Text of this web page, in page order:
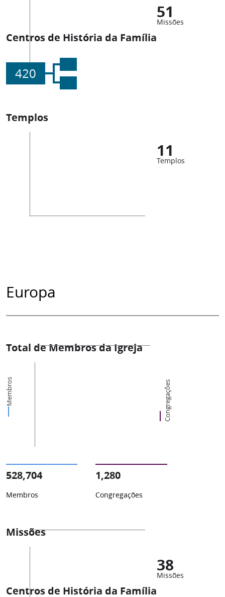
51
Missões
Centros de História da Família
420
Templos
11
Templos
Europa
Total de Membros da Igreja
Membros Congregações
528,704
Membros
1,280
Congregações
Missões
38
Missões
Centros de História da Família